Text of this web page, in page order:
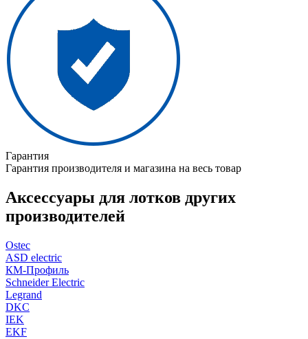
Гарантия
Гарантия производителя и магазина на весь товар
Аксессуары для лотков других
производителей
Ostec
ASD electric
КМ-Профиль
Schneider Electric
Legrand
DKC
IEK
EKF